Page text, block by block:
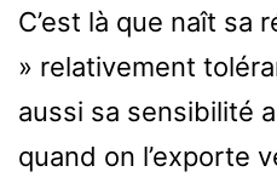
C’est là que naît sa
» relativement
aussi sa sensibilité
quand on l’exporte